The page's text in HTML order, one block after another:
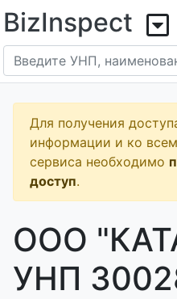
BizInspect
Для получения
информации и ко
сервиса необходимо
доступ.
ООО
УНП